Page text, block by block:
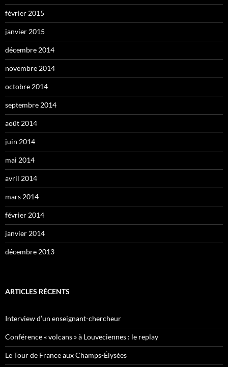
février 2015
janvier 2015
décembre 2014
novembre 2014
octobre 2014
septembre 2014
août 2014
juin 2014
mai 2014
avril 2014
mars 2014
février 2014
janvier 2014
décembre 2013
ARTICLES RÉCENTS
Interview d’un enseignant-chercheur
Conférence « volcans » à Louveciennes : le replay
Le Tour de France aux Champs-Élysées